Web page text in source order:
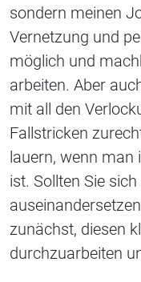
sondern meinen
Vernetzung und
möglich und
arbeiten. Aber
mit all den
Fallstricken
lauern, wenn man
ist. Sollten Sie
zunächst, diesen
durchzuarbeiten